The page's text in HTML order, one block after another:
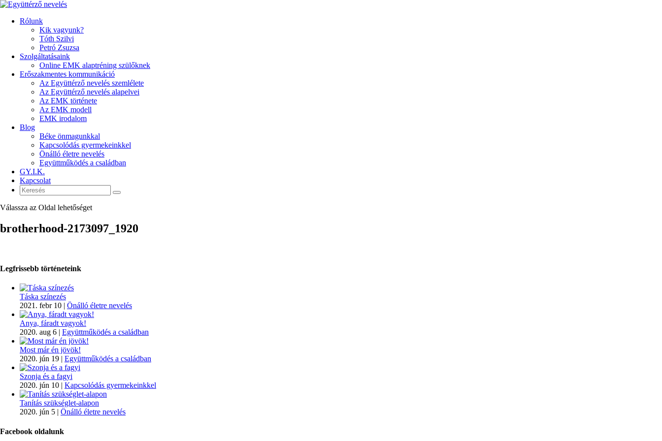
Rólunk
Kik vagyunk?
Tóth Szilvi
Petró Zsuzsa
Szolgáltatásaink
Online EMK alaptréning szülőknek
Erőszakmentes kommunikáció
Az Együttérző nevelés szemlélete
Az Együttérző nevelés alapelvei
Az EMK története
Az EMK modell
EMK irodalom
Blog
Béke önmagunkkal
Kapcsolódás gyermekeinkkel
Önálló életre nevelés
Együttműködés a családban
GY.I.K.
Kapcsolat
Válassza az Oldal lehetőséget
brotherhood-2173097_1920
Legfrissebb történeteink
Táska színezés
2021. febr 10 | Önálló életre nevelés
Anya, fáradt vagyok!
2020. aug 6 | Együttműködés a családban
Most már én jövök!
2020. jún 19 | Együttműködés a családban
Szonja és a fagyi
2020. jún 10 | Kapcsolódás gyermekeinkkel
Tanítás szükséglet-alapon
2020. jún 5 | Önálló életre nevelés
Facebook oldalunk